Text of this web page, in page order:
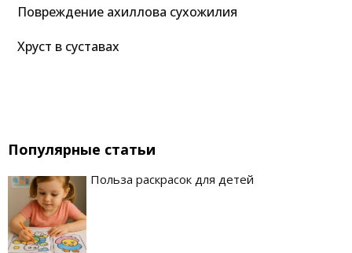
Повреждение ахиллова сухожилия
Хруст в суставах
Популярные статьи
Польза раскрасок для детей